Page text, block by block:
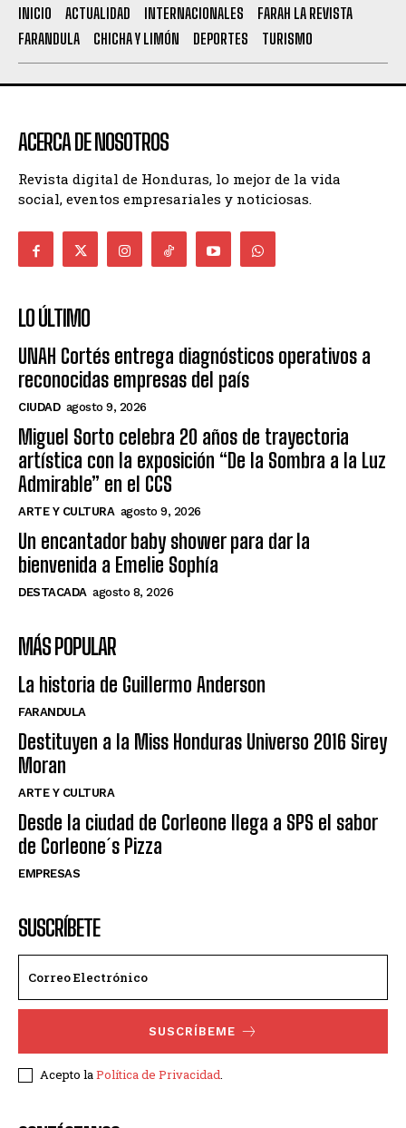
INICIO ACTUALIDAD INTERNACIONALES
FARAH LA REVISTA
FARANDULA
CHICHA Y LIMÓN DEPORTES TURISMO
ACERCA DE NOSOTROS
Revista digital de Honduras, lo mejor de la vida
social, eventos empresariales y noticiosas.
LO ÚLTIMO
UNAH Cortés entrega diagnósticos operativos a
reconocidas empresas del país
CIUDAD agosto 9, 2026
Miguel Sorto celebra 20 años de trayectoria
artística con la exposición “De la Sombra a la Luz
Admirable” en el CCS
ARTE Y CULTURA agosto 9, 2026
Un encantador baby shower para dar la
bienvenida a Emelie Sophía
DESTACADA agosto 8, 2026
MÁS POPULAR
La historia de Guillermo Anderson
FARANDULA
Destituyen a la Miss Honduras Universo 2016 Sirey
Moran
ARTE Y CULTURA
Desde la ciudad de Corleone llega a SPS el sabor
de Corleone´s Pizza
EMPRESAS
SUSCRÍBETE
SUSCRÍBEME
Acepto laPolítica de Privacidad.